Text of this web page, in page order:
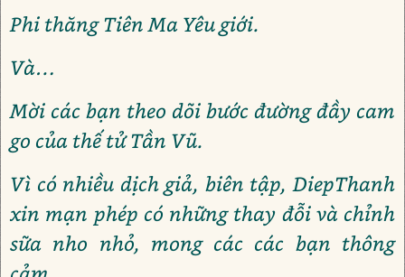
Phi thăng Tiên Ma Yêu giới.
Và…
Mời các bạn theo dõi bước đường đầy cam
go của thế tử Tần Vũ.
Vì có nhiều dịch giả, biên tập, DiepThanh
xin mạn phép có những thay đỗi và chỉnh
sữa nho nhỏ, mong các các bạn thông